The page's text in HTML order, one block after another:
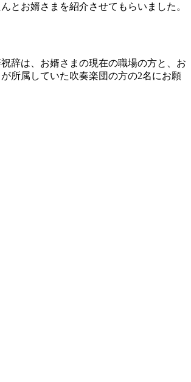
とお婿さまを紹介させてもらいました。
辞は、お婿さまの現在の職場の方と、お
所属していた吹奏楽団の方の2名にお願